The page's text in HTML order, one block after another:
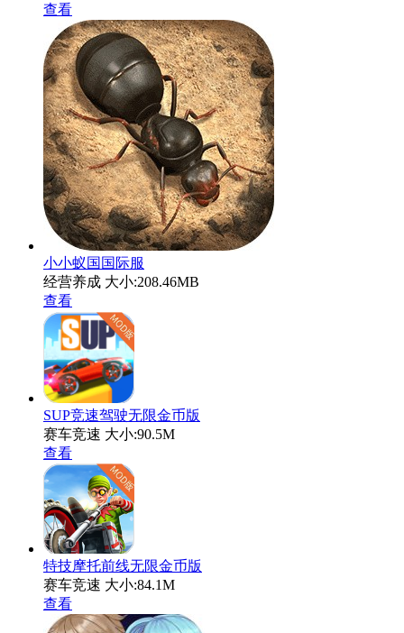
查看
小小蚁国国际服
经营养成 大小:208.46MB
查看
SUP竞速驾驶无限金币版
赛车竞速 大小:90.5M
查看
特技摩托前线无限金币版
赛车竞速 大小:84.1M
查看